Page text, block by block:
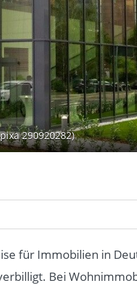
290920282)
für Immobilien in
Bei